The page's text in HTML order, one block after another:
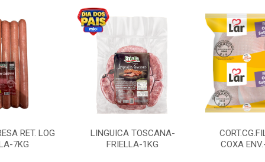
RET. LOG
7KG
LINGUICA TOSCANA-
FRIELLA-1KG
COXA